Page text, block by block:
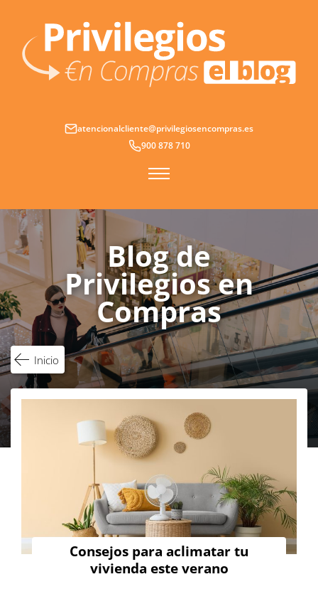
contenido
atencionalcliente@privilegiosencompras.es
900 878 710
Blog de
Privilegios en
Compras
Inicio
Consejos para aclimatar tu
vivienda este verano